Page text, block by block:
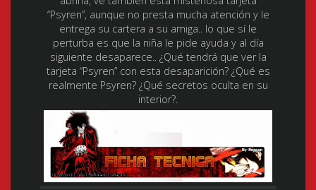
“Psyren”, aunque no presta mucha atención y le
entrega su cartera a su amiga.. lo que sí le
perturba es que la niña le pide ayuda y al día
siguiente desaparece.. ¿Qué tendrá que ver la
tarjeta “Psyren” con esta desaparición? ¿Qué es
realmente Psyren? ¿Qué secretos oculta en su
interior?.